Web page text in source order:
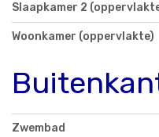
Slaapkamer 2
Woonkamer (oppervlakte)
Zwembad